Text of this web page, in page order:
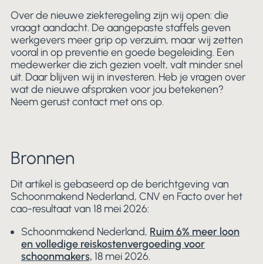
Over de nieuwe ziekteregeling zijn wij open: die
vraagt aandacht. De aangepaste staffels geven
werkgevers meer grip op verzuim, maar wij zetten
vooral in op preventie en goede begeleiding. Een
medewerker die zich gezien voelt, valt minder snel
uit. Daar blijven wij in investeren. Heb je vragen over
wat de nieuwe afspraken voor jou betekenen?
Neem gerust contact met ons op.
Bronnen
Dit artikel is gebaseerd op de berichtgeving van
Schoonmakend Nederland, CNV en Facto over het
cao-resultaat van 18 mei 2026:
Schoonmakend Nederland, Ruim 6% meer loon
en volledige reiskostenvergoeding voor
schoonmakers, 18 mei 2026.